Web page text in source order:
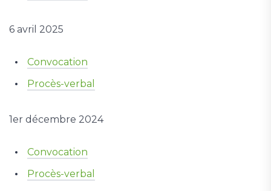
6 avril 2025
Convocation
Procès-verbal
1er décembre 2024
Convocation
Procès-verbal